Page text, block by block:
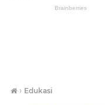
› Edukasi